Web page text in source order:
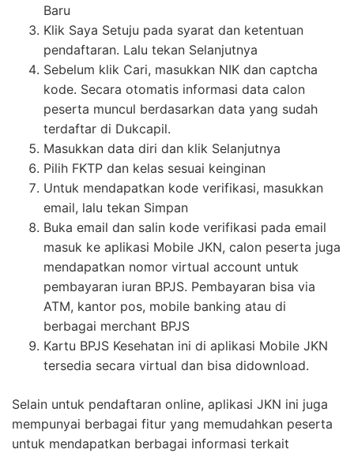
Baru
Klik Saya Setuju pada syarat dan ketentuan
pendaftaran. Lalu tekan Selanjutnya
Sebelum klik Cari, masukkan NIK dan captcha
kode. Secara otomatis informasi data calon
peserta muncul berdasarkan data yang sudah
terdaftar di Dukcapil.
Masukkan data diri dan klik Selanjutnya
Pilih FKTP dan kelas sesuai keinginan
Untuk mendapatkan kode verifikasi, masukkan
email, lalu tekan Simpan
Buka email dan salin kode verifikasi pada email
masuk ke aplikasi Mobile JKN, calon peserta juga
mendapatkan nomor virtual account untuk
pembayaran iuran BPJS. Pembayaran bisa via
ATM, kantor pos, mobile banking atau di
berbagai merchant BPJS
Kartu BPJS Kesehatan ini di aplikasi Mobile JKN
tersedia secara virtual dan bisa didownload.
Selain untuk pendaftaran online, aplikasi JKN ini juga
mempunyai berbagai fitur yang memudahkan peserta
untuk mendapatkan berbagai informasi terkait